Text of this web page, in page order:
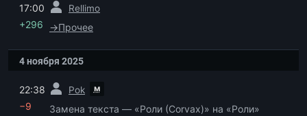
17:00 Rellimo
+296 →Прочее
4 ноября 2025
22:38 Pok м
−9 Замена текста — «Роли (Corvax)» на «Роли»